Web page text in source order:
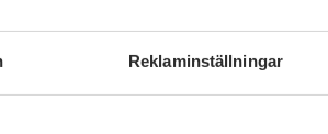
Reklaminställningar